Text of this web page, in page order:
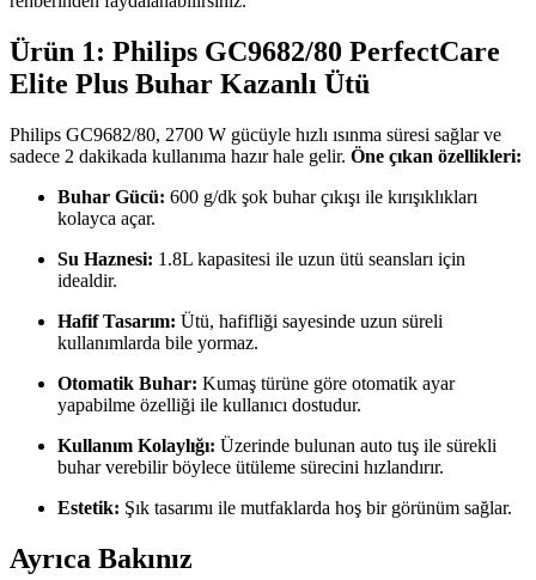
Ürün 1: Philips GC9682/80 PerfectCare
Elite Plus Buhar Kazanlı Ütü
Philips GC9682/80, 2700 W gücüyle hızlı ısınma süresi sağlar ve
sadece 2 dakikada kullanıma hazır hale gelir. Öne çıkan özellikleri:
Buhar Gücü: 600 g/dk şok buhar çıkışı ile kırışıklıkları
kolayca açar.
Su Haznesi: 1.8L kapasitesi ile uzun ütü seansları için
idealdir.
Hafif Tasarım: Ütü, hafifliği sayesinde uzun süreli
kullanımlarda bile yormaz.
Otomatik Buhar: Kumaş türüne göre otomatik ayar
yapabilme özelliği ile kullanıcı dostudur.
Kullanım Kolaylığı: Üzerinde bulunan auto tuş ile sürekli
buhar verebilir böylece ütüleme sürecini hızlandırır.
Estetik: Şık tasarımı ile mutfaklarda hoş bir görünüm sağlar.
Ayrıca Bakınız